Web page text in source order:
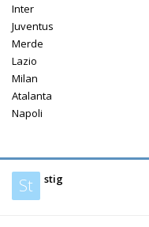
Inter
Juventus
Merde
Lazio
Milan
Atalanta
Napoli
St stig